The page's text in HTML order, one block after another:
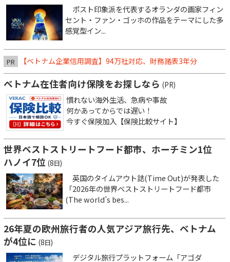
ポスト印象派を代表するオランダの画家フィン
セント・ファン・ゴッホの作品をテーマにした多
感覚型イン...
PR 【ベトナム企業信用調査】94万社対応、財務諸表3年分
ベトナム在住者向け保険をお探しなら (PR)
慣れない海外生活、急病や事故
何かあってからでは遅い！
今すぐ保険加入【保険比較サイト】
世界ベストストリートフード都市、ホーチミン1位
ハノイ7位 (8日)
英国のタイムアウト誌(Time Out)が発表した
「2026年の世界ベストストリートフード都市
(The world’s bes...
26年夏の欧州旅行者の人気アジア旅行先、ベトナム
が4位に (8日)
デジタル旅行プラットフォーム「アゴダ